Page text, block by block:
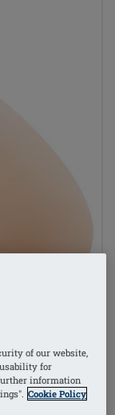
of our website,
for
information
Cookie Policy